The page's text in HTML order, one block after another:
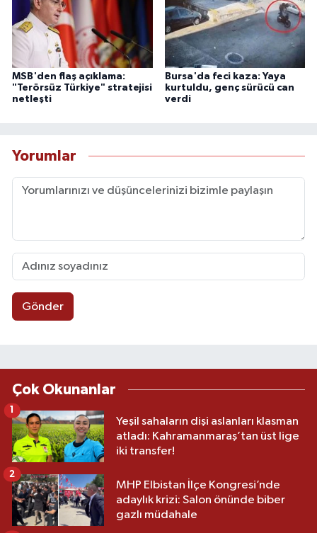
MSB'den flaş açıklama:
"Terörsüz Türkiye" stratejisi
netleşti
Bursa'da feci kaza: Yaya
kurtuldu, genç sürücü can
verdi
Yorumlar
Gönder
Çok Okunanlar
Yeşil sahaların dişi aslanları klasman
atladı: Kahramanmaraş’tan üst lige
iki transfer!
1
MHP Elbistan İlçe Kongresi’nde
adaylık krizi: Salon önünde biber
gazlı müdahale
2